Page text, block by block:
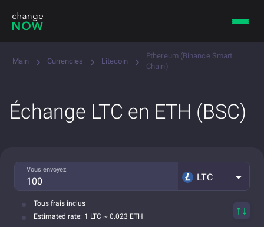
Main Currencies Litecoin
Ethereum (Binance Smart
Chain)
Échange LTC en ETH (BSC)
Vous envoyez
LTC
Tous frais inclus
Estimated rate: 1 LTC ~ 0.023 ETH